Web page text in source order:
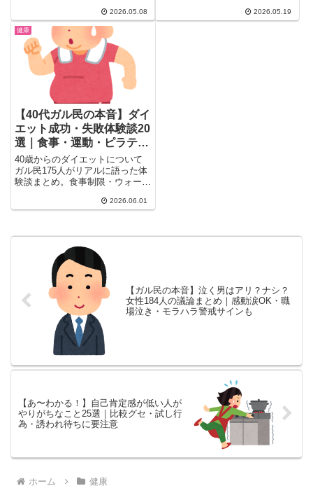
2026.05.08
ルまで個人差が大きいつわりの実
2026.05.19
健康
【40代ガル民の本音】ダイ
エット成功・失敗体験談20
選｜食事・運動・ピラティ
スのリアル
40歳からのダイエットについて
ガル民175人がリアルに語った体
験談まとめ。食事制限・ウォーキ
実際に効いた方法と失敗談を一挙
バー。
2026.06.01
【ガル民の本音】泣く男はアリ？ナシ？
女性184人の議論まとめ｜感動涙OK・職
場泣き・モラハラ警戒サインも
【あ〜わかる！】自己肯定感が低い人が
やりがちなこと25選｜比較グセ・試し行
為・誘われ待ちに要注意
ホーム 健康